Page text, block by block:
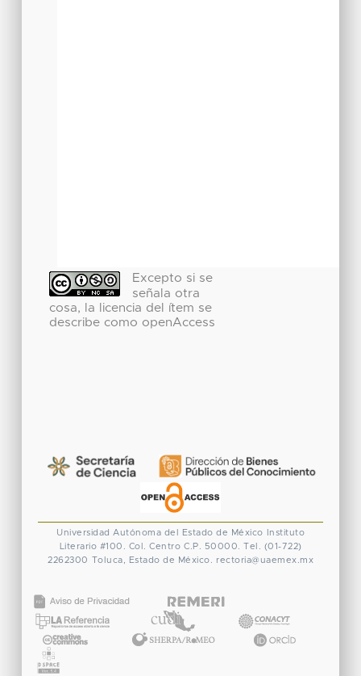
Excepto si se
señala otra
cosa, la licencia del ítem se
describe como openAccess
Universidad Autónoma del Estado de México
Instituto
Literario #100. Col. Centro C.P. 50000. Tel. (01-722)
2262300 Toluca, Estado de México. rectoria@uaemex.mx